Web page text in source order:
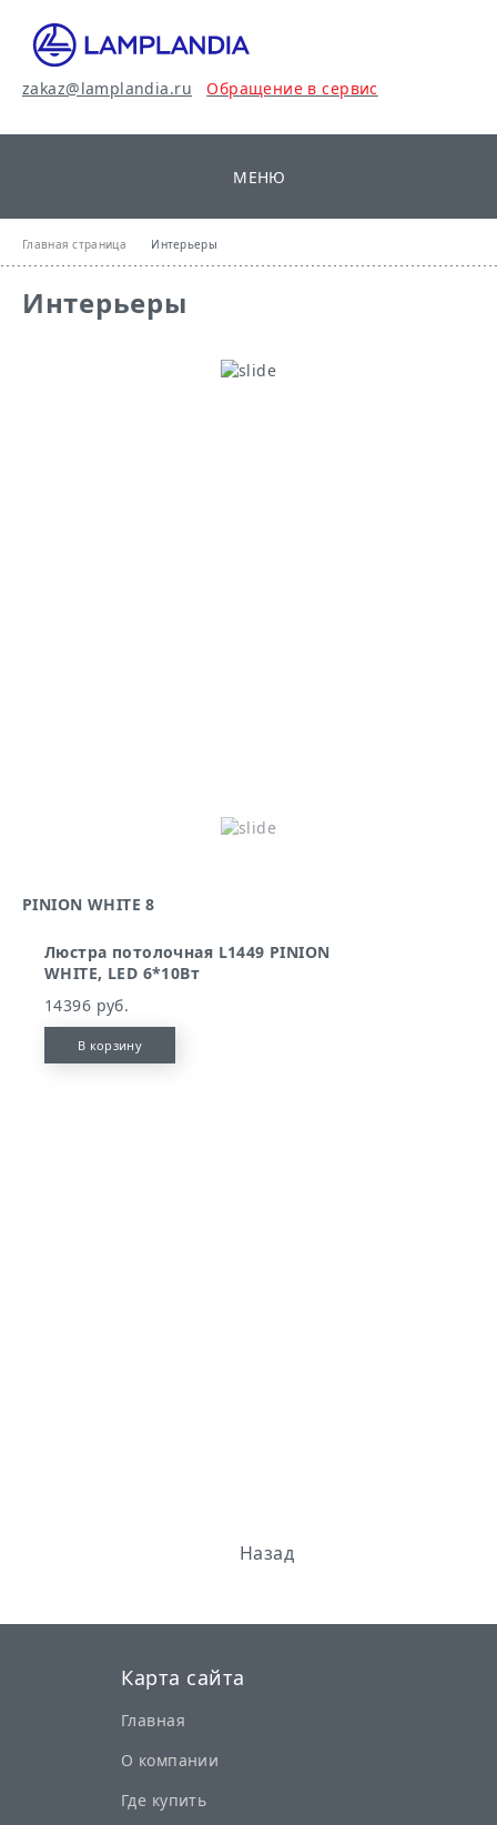
zakaz@lamplandia.ru Обращение в сервис
МЕНЮ
Главная страница Интерьеры
Интерьеры
PINION WHITE 8
Люстра потолочная L1449 PINION
WHITE, LED 6*10Вт
14396 руб.
В корзину
Назад
Карта сайта
Главная
О компании
Где купить